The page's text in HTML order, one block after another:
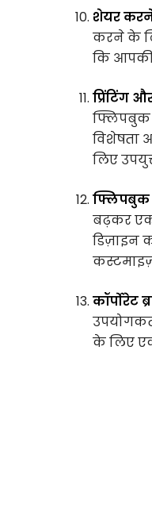
शेयर
करने के
कि आपकी
प्रिंटिंग
फ्लिपबुक
विशेषता
लिए
फ्लिपबुक
बढ़कर
डिज़ाइन
कॉर्पोरेट
के लिए एक